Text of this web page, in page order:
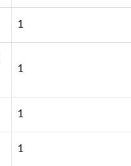
1
1
1
1